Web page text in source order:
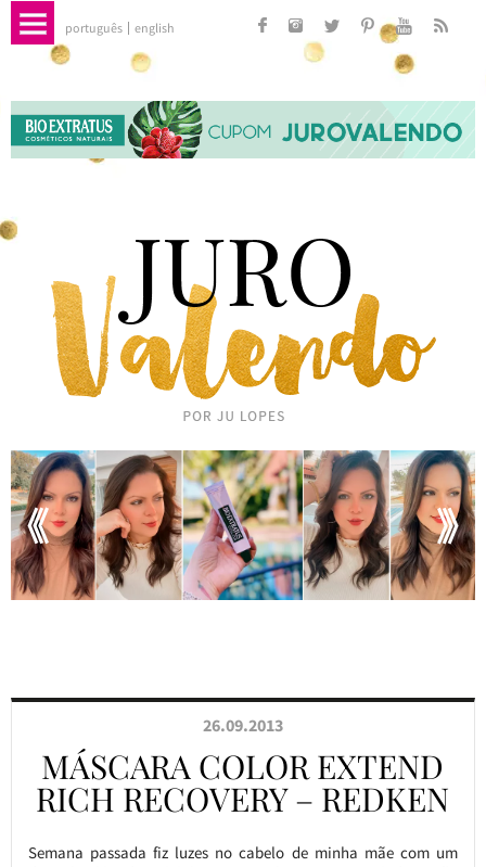
português english
26.09.2013
MÁSCARA COLOR EXTEND
RICH RECOVERY – REDKEN
Semana passada fiz luzes no cabelo de minha mãe com um